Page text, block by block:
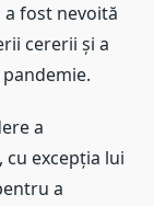
a fost nevoită
cererii și a
a
excepția lui
a